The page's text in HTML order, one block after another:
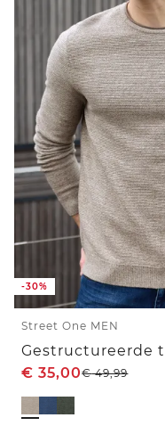
-30%
Street One MEN
€ 35,00€49,99